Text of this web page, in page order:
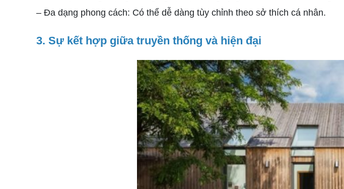
– Đa dạng phong cách: Có thể dễ dàng tùy chỉnh theo sở thích cá nhân.
3. Sự kết hợp giữa truyền thống và hiện đại